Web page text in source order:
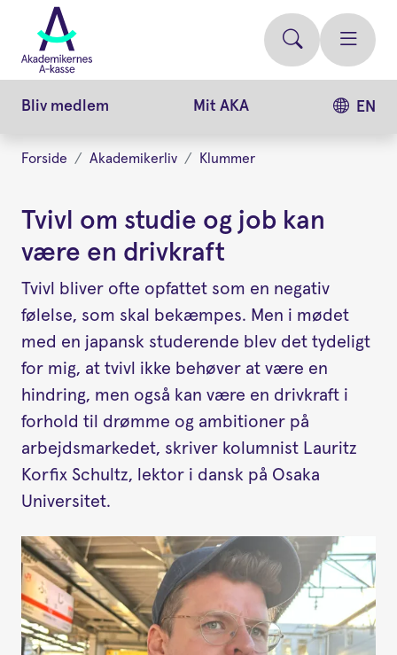
videre
hovedindhold
Bliv medlem Mit AKA EN
Forside Akademikerliv Klummer
Tvivl om studie og job kan
være en drivkraft
Tvivl bliver ofte opfattet som en negativ
følelse, som skal bekæmpes. Men i mødet
med en japansk studerende blev det tydeligt
for mig, at tvivl ikke behøver at være en
hindring, men også kan være en drivkraft i
forhold til drømme og ambitioner på
arbejdsmarkedet, skriver kolumnist Lauritz
Korfix Schultz, lektor i dansk på Osaka
Universitet.